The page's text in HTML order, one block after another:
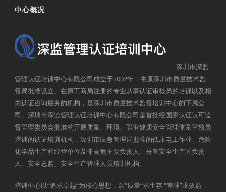
中心概况
深圳市深监
管理认证培训中心有限公司成立于2002年，由原深圳市质量技术监
督局批准设立、在原工商局注册的专业从事认证审核员的培训以及相
关认证咨询服务的机构，是深圳市质量技术监督培训中心的下属公
司。深圳市深监管理认证培训中心有限公司是首批经国家认证认可监
督管理委员会批准的开展质量、环境、职业健康安全管理体系审核员
培训的认证培训机构，深圳市应急管理局批准的低压电工作业、危险
化学品生产和经营单位及非高危主要负责人、分管安全生产的负责
人、安全总监、安全生产管理人员培训机构。
培训中心以“追求卓越”为核心思想，以“质量”求生存,“管理”求效益，